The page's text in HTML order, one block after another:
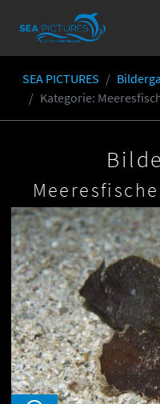
Skip to main content
You are here:
SEA PICTURES
Kategorie: